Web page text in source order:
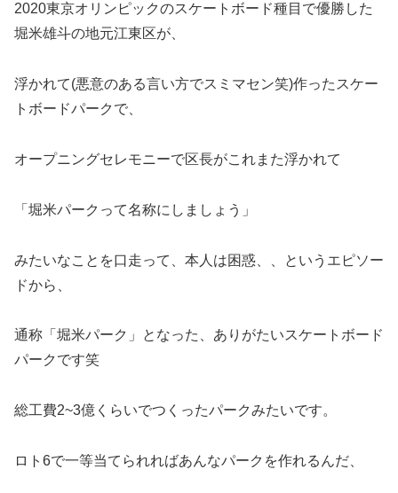
2020東京オリンピックのスケートボード種目で優勝した
堀米雄斗の地元江東区が、
浮かれて(悪意のある言い方でスミマセン笑)作ったスケー
トボードパークで、
オープニングセレモニーで区長がこれまた浮かれて
「堀米パークって名称にしましょう」
みたいなことを口走って、本人は困惑、、というエピソー
ドから、
通称「堀米パーク」となった、ありがたいスケートボード
パークです笑
総工費2~3億くらいでつくったパークみたいです。
ロト6で一等当てられればあんなパークを作れるんだ、